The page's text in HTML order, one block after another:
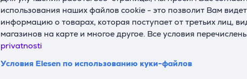
использования наших файлов cookie - это позволит Вам
информацию о товарах, которая поступает от третьих лиц,
магазинов на карте и многое другое. Все условия
privatnosti
Условия Elesen по использованию куки-файлов
IP44
серый
Ресурс
аккумулятора до
Емкость 2000